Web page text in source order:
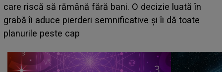
acum! În fața Alexandrei, concurentul din Casa Iubirii
face o MĂRTURISIRE NEAȘTEPTATĂ despre mama
sa: "I-am spus și ei în față, eu nu te iubesc pentru